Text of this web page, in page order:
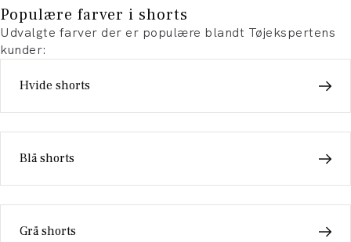
Populære farver i shorts
Udvalgte farver der er populære blandt Tøjekspertens
kunder:
Hvide shorts
Blå shorts
Grå shorts